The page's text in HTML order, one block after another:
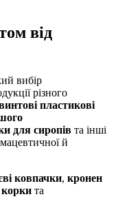
від
вибір
різного
пластикові
для сиропів та інші
й
ковпачки, кронен
та